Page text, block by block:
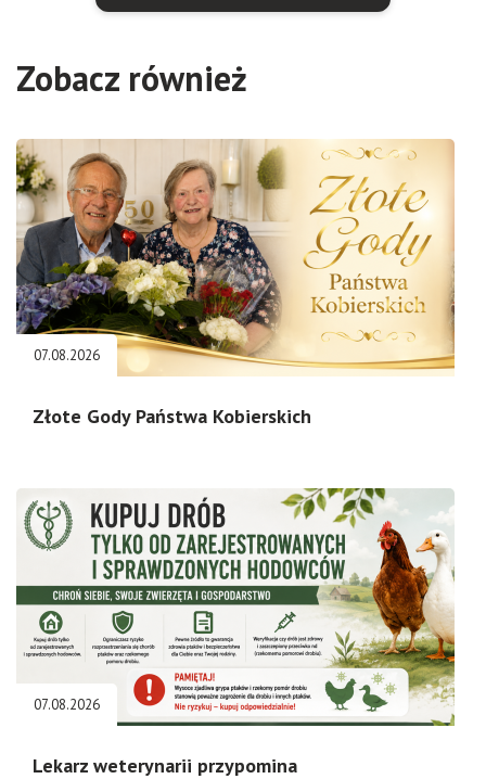
Zobacz również
07.08.2026
Złote Gody Państwa Kobierskich
07.08.2026
Lekarz weterynarii przypomina